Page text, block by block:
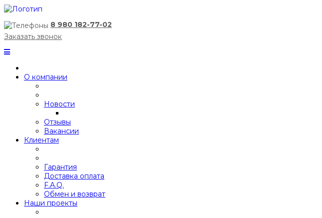
8 980 182-77-02
Заказать звонок
О компании
Новости
Отзывы
Вакансии
Клиентам
Гарантия
Доставка оплата
F.A.Q.
Обмен и возврат
Наши проекты